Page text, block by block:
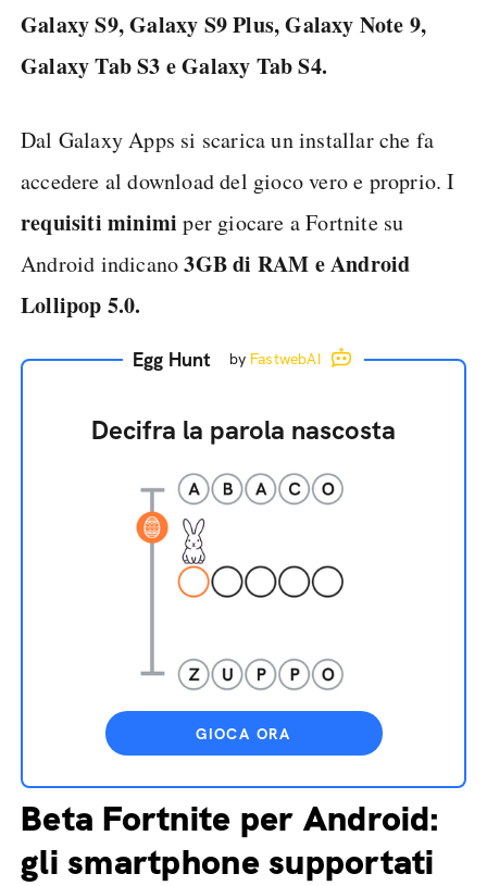
Galaxy S9, Galaxy S9 Plus, Galaxy Note 9,
Galaxy Tab S3 e Galaxy Tab S4.
Dal Galaxy Apps si scarica un installar che fa
accedere al download del gioco vero e proprio. I
requisiti minimi per giocare a Fortnite su
Android indicano3GB di RAM e Android
Lollipop 5.0.
Egg Hunt by FastwebAI
Decifra la parola nascosta
GIOCA ORA
Beta Fortnite per Android:
gli smartphone supportati